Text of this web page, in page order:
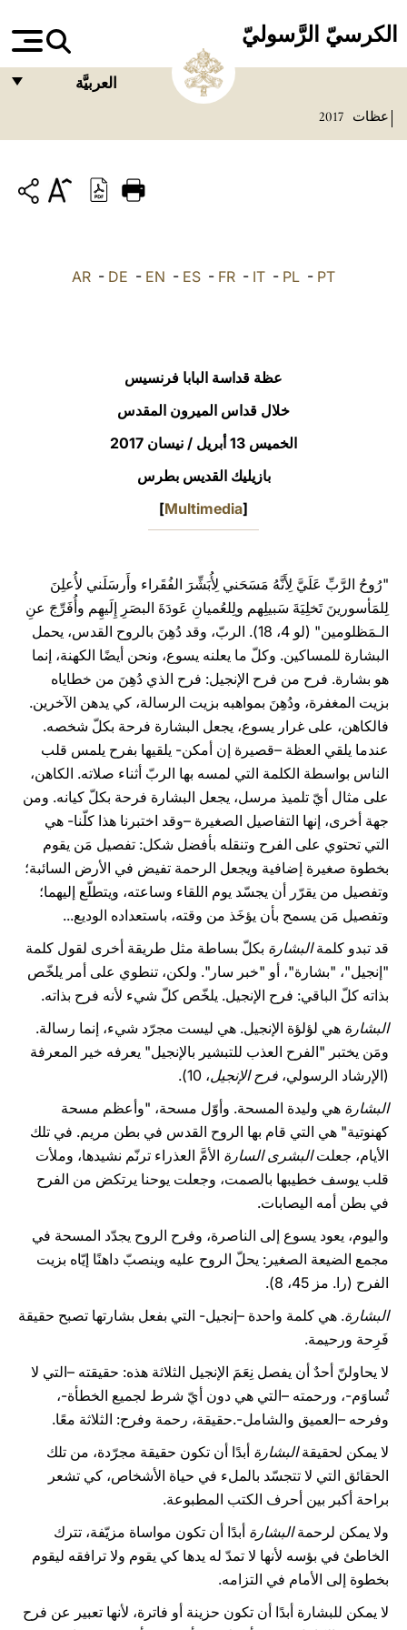
الكرسيّ الرَّسوليّ
العربيَّة
ITALIANO
LATINE
عظات 2017
AR - DE - EN - ES - FR - IT - PL - PT
عظة قداسة البابا فرنسيس
خلال قداس الميرون المقدس
الخميس 13 أبريل / نيسان 2017
بازيليك القديس بطرس
[
Multimedia
]
"رُوحُ الرَّبِّ عَلَيَّ لِأَنَّهُ مَسَحَني لِأُبَشِّرَ الفُقَراء وأَرسَلَني لأُعلِنَ
لِلمَأسورينَ تَخلِيَةَ سَبيلِهم ولِلعُميانِ عَودَةَ البصَرِ إِلَيهِم وأُفَرِّجَ عنِ
الـمَظلومين" (لو 4، 18). الربّ، وقد دُهِنَ بالروح القدس، يحمل
البشارة للمساكين. وكلّ ما يعلنه يسوع، ونحن أيضًا الكهنة، إنما
هو بشارة. فرح من فرح الإنجيل: فرح الذي دُهِنَ من خطاياه
بزيت المغفرة، ودُهِنَ بمواهبه بزيت الرسالة، كي يدهن الآخرين.
فالكاهن، على غرار يسوع، يجعل البشارة فرحة بكلّ شخصه.
عندما يلقي العظة –قصيرة إن أمكن- يلقيها بفرح يلمس قلب
الناس بواسطة الكلمة التي لمسه بها الربّ أثناء صلاته. الكاهن،
على مثال أيّ تلميذ مرسل، يجعل البشارة فرحة بكلّ كيانه. ومن
جهة أخرى، إنها التفاصيل الصغيرة –وقد اختبرنا هذا كلّنا- هي
التي تحتوي على الفرح وتنقله بأفضل شكل: تفصيل مَن يقوم
بخطوة صغيرة إضافية ويجعل الرحمة تفيض في الأرض السائبة؛
وتفصيل من يقرّر أن يجسّد يوم اللقاء وساعته، ويتطلّع إليهما؛
وتفصيل مَن يسمح بأن يؤخَذ من وقته، باستعداده الوديع...
قد تبدو كلمةالبشارة بكلّ بساطة مثل طريقة أخرى لقول كلمة
"إنجيل"، "بشارة"، أو "خبر سار". ولكن، تنطوي على أمر يلخّص
بذاته كلّ الباقي: فرح الإنجيل. يلخّص كلّ شيء لأنه فرح بذاته.
البشارة هي لؤلؤة الإنجيل. هي ليست مجرّد شيء، إنما رسالة.
ومَن يختبر "الفرح العذب للتبشير بالإنجيل" يعرفه خير المعرفة
(الإرشاد الرسولي، فرح الإنجيل، 10).
البشارة هي وليدة المسحة. وأوّل مسحة، "وأعظم مسحة
كهنوتية" هي التي قام بها الروح القدس في بطن مريم. في تلك
الأيام، جعلتالبشرى السارة الأمَّ العذراء ترنّم نشيدها، وملأت
قلب يوسف خطيبها بالصمت، وجعلت يوحنا يرتكض من الفرح
في بطن أمه اليصابات.
واليوم، يعود يسوع إلى الناصرة، وفرح الروح يجدّد المسحة في
مجمع الضيعة الصغير: يحلّ الروح عليه وينصبّ داهنًا إيّاه بزيت
الفرح (را. مز 45، 8).
البشارة. هي كلمة واحدة –إنجيل- التي بفعل بشارتها تصبح حقيقة
فَرِحة ورحيمة.
لا يحاولنّ أحدٌ أن يفصل نِعَمَ الإنجيل الثلاثة هذه: حقيقته –التي لا
تُساوَم-، ورحمته –التي هي دون أيّ شرط لجميع الخطأة-،
وفرحه –العميق والشامل-.حقيقة، رحمة وفرح: الثلاثة معًا.
لا يمكن لحقيقةالبشارة أبدًا أن تكون حقيقة مجرّدة، من تلك
الحقائق التي لا تتجسّد بالملء في حياة الأشخاص، كي تشعر
براحة أكبر بين أحرف الكتب المطبوعة.
ولا يمكن لرحمةالبشارة أبدًا أن تكون مواساة مزيّفة، تترك
الخاطئ في بؤسه لأنها لا تمدّ له يدها كي يقوم ولا ترافقه ليقوم
بخطوة إلى الأمام في التزامه.
لا يمكن للبشارة أبدًا أن تكون حزينة أو فاترة، لأنها تعبير عن فرح